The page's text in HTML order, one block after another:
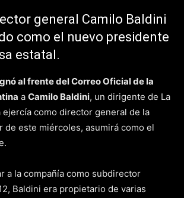
general Camilo Baldini
como el nuevo presidente
estatal.
al frente del Correo Oficial de la
a Camilo Baldini, un dirigente de La
ejercía como director general de la
de este miércoles, asumirá como el
a la compañía como subdirector
Baldini era propietario de varias